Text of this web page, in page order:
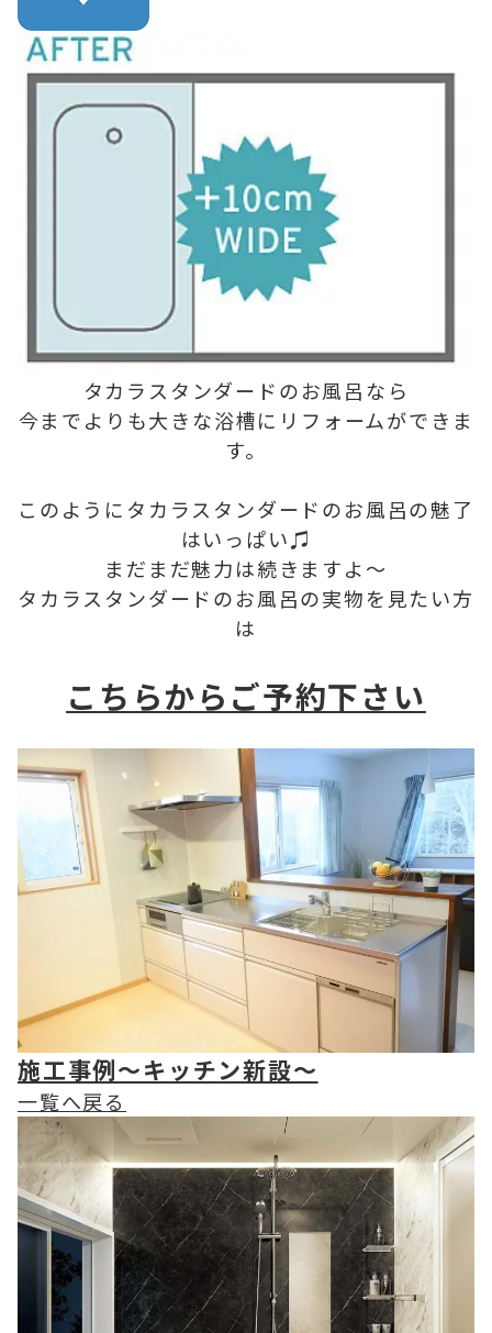
タカラスタンダードのお風呂なら
今までよりも大きな浴槽にリフォームができま
す。
このようにタカラスタンダードのお風呂の魅了
はいっぱい♫
まだまだ魅力は続きますよ〜
タカラスタンダードのお風呂の実物を見たい方
は
こちらからご予約下さい
施工事例～キッチン新設～
一覧へ戻る